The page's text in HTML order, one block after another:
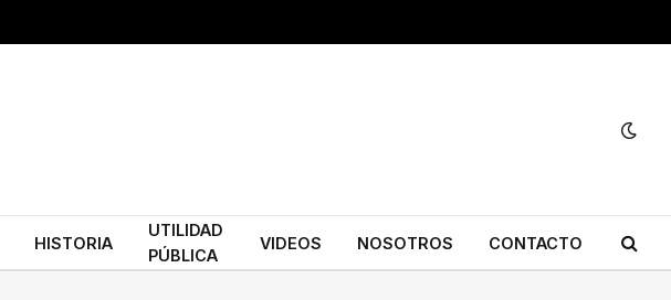
HISTORIA
UTILIDAD
PÚBLICA
VIDEOS NOSOTROS CONTACTO